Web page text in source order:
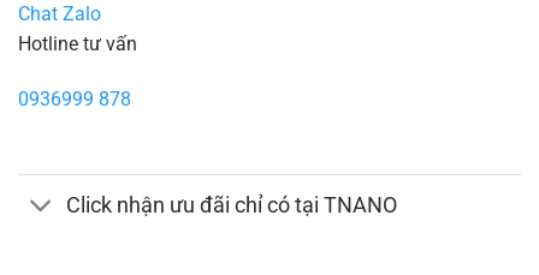
Chat Zalo
Hotline tư vấn
0936999 878
Click nhận ưu đãi chỉ có tại TNANO